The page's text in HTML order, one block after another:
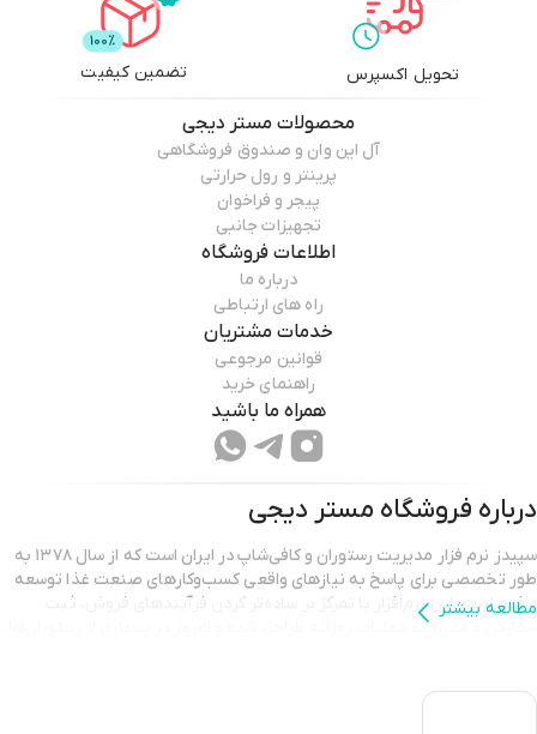
تحویل اکسپرس تضمین کیفیت
محصولات مستر دیجی
آل این وان و صندوق فروشگاهی
پرینتر و رول حرارتی
پیجر و فراخوان
تجهیزات جانبی
اطلاعات فروشگاه
درباره ما
راه های ارتباطی
خدمات مشتریان
قوانین مرجوعی
راهنمای خرید
همراه ما باشید
درباره فروشگاه مستر دیجی
سپیدز نرم‌ فزار مدیریت رستوران و کافی‌شاپ در ایران است که از سال ۱۳۷۸ به
طور تخصصی برای پاسخ به نیازهای واقعی کسب‌وکارهای صنعت غذا توسعه
یافته است. این نرم‌افزار با تمرکز بر ساده‌تر کردن فرآیندهای فروش، ثبت
سفارش و مدیریت عملیات روزانه طراحی شده و امروز در بسیاری از رستوران‌ها،
مطالعه بیشتر